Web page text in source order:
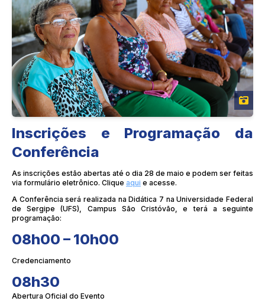
Inscrições e Programação da
Conferência
As inscrições estão abertas até o dia 28 de maio e podem ser feitas
via formulário eletrônico. Clique aqui e acesse.
A Conferência será realizada na Didática 7 na Universidade Federal
de Sergipe (UFS), Campus São Cristóvão, e terá a seguinte
programação:
08h00 – 10h00
Credenciamento
08h30
Abertura Oficial do Evento